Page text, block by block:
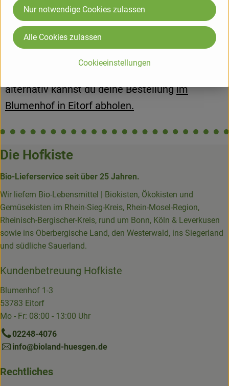
Ergänze deine Hofkiste mit Brot,
Milchprodukten, Getränken, Vorräten und vielen
weiteren Bio-Lebensmitteln.
alternativ kannst du deine Bestellungim
Blumenhof in Eitorf abholen.
Die Hofkiste
Bio-Lieferservice seit über 25 Jahren.
Wir liefern Bio-Lebensmittel | Biokisten, Ökokisten und
Gemüsekisten im Rhein-Sieg-Kreis, Rhein-Mosel-Region,
Rheinisch-Bergischer-Kreis, rund um Bonn, Köln & Leverkusen
sowie ins Oberbergische Land, den Westerwald, ins Siegerland
und südliche Sauerland.
Kundenbetreuung Hofkiste
Blumenhof 1-3
53783 Eitorf
Mo - Fr: 08:00 - 13:00 Uhr
02248-4076
info@bioland-huesgen.de
Rechtliches
Cookieeinstellungen
Nur notwendige Cookies zulassen
Alle Cookies zulassen